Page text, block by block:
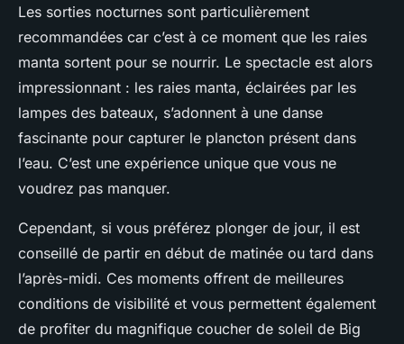
Les sorties nocturnes sont particulièrement
recommandées car c’est à ce moment que les raies
manta sortent pour se nourrir. Le spectacle est alors
impressionnant : les raies manta, éclairées par les
lampes des bateaux, s’adonnent à une danse
fascinante pour capturer le plancton présent dans
l’eau. C’est une expérience unique que vous ne
voudrez pas manquer.
Cependant, si vous préférez plonger de jour, il est
conseillé de partir en début de matinée ou tard dans
l’après-midi. Ces moments offrent de meilleures
conditions de visibilité et vous permettent également
de profiter du magnifique coucher de soleil de Big